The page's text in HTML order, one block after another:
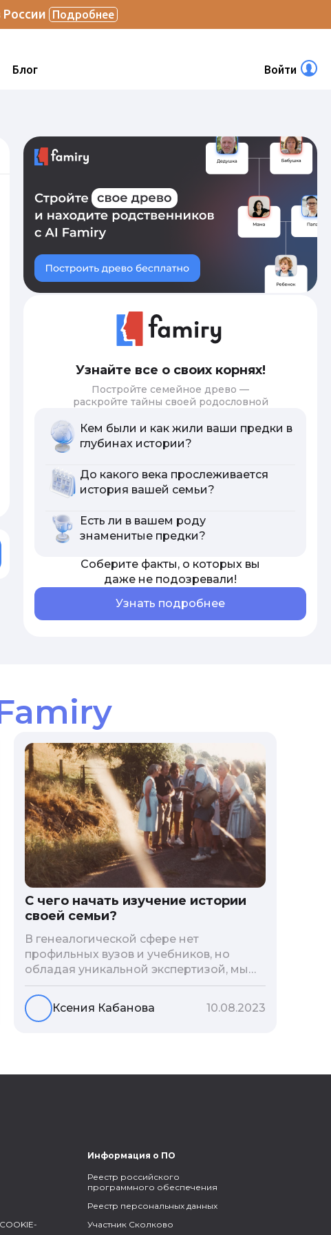
России Подробнее
Блог Войти
Узнайте все о своих корнях!
Постройте семейное древо —
раскройте тайны своей родословной
Кем были и как жили ваши предки в
глубинах истории?
До какого века прослеживается
история вашей семьи?
Есть ли в вашем роду
знаменитые предки?
Соберите факты, о которых вы
даже не подозревали!
Узнать подробнее
С чего начать изучение истории
своей семьи?
В генеалогической сфере нет
профильных вузов и учебников, но
обладая уникальной экспертизой, мы
разработали авторскую методологию
проведения архивно-генеалогических
исследований, ее мы закладываем и
Ксения Кабанова 10.08.2023
Информация о ПО
Реестр российского
программного обеспечения
Реестр персональных данных
Участник Сколково